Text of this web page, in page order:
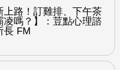
上路！訂雞排、下午茶
凌嗎？】：荳點心理諮
長 FM